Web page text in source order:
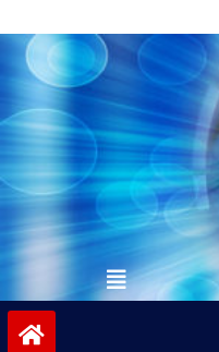
to
contentvinivida.lk